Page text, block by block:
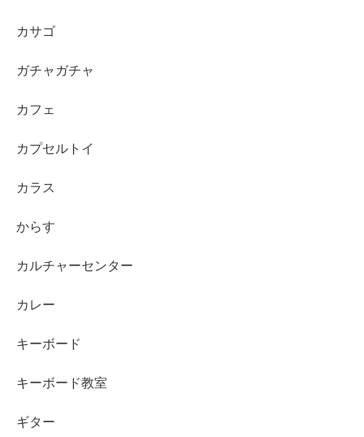
カサゴ
ガチャガチャ
カフェ
カプセルトイ
カラス
からす
カルチャーセンター
カレー
キーボード
キーボード教室
ギター